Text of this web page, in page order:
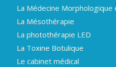
La Médecine Morphologique
La Mésothérapie
La photothérapie LED
La Toxine Botulique
Le cabinet médical